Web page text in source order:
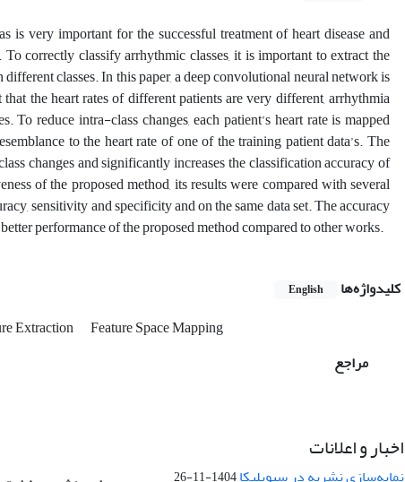
is very important for the successful treatment of heart disease and
correctly classify arrhythmic classes, it is important to extract the
classes. In this paper, a deep convolutional neural network is
the heart rates of different patients are very different, arrhythmia
To reduce intra-class changes, each patient’s heart rate is mapped
to the heart rate of one of the training patient data’s. The
changes and significantly increases the classification accuracy of
of the proposed method, its results were compared with several
sensitivity and specificity and on the same data set. The accuracy
performance of the proposed method compared to other works.
کلیدواژه‌ها English
Extraction
Feature Space Mapping
مراجع
اخبار و اعلانات
نمایه‌سازی نشریه در سیویلیکا1404-11-26